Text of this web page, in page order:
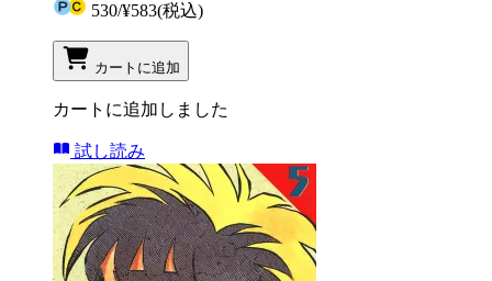
530/¥583(税込)
カートに追加
カートに追加しました
試し読み